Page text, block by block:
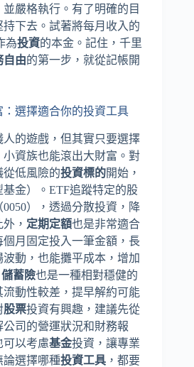
嚴格執行。有了明確的目
下去。試著將每月收入的
為投資的本金。記住，千里
自由的第一步，就從記帳開
選擇適合你的投資工具
人的遊戲，但其實只要選擇
小資族也能滾出大財富。對
從低風險的投資標的開始，
基金）。ETF追蹤特定的股
），透過分散投資，降
， 定期定額也是非常適合
月固定投入一筆金額，長
動，也能攤平成本，增加
儲蓄險也是一種相對穩健的
流動性較差，提早解約可能
股票投資有興趣，建議先從
司的營運狀況和財務報
可以考慮基金投資，讓專業
論選擇哪種投資工具 ，都要